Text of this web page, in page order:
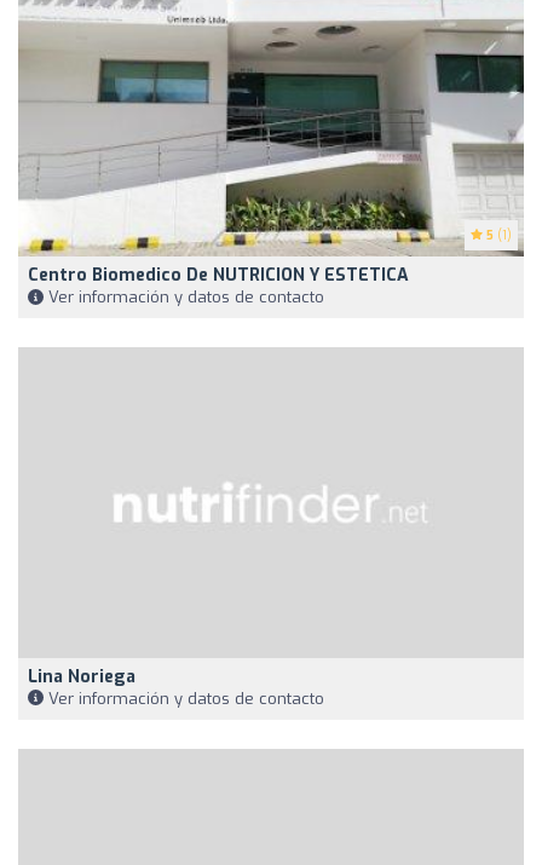
5 (1)
Centro Biomedico De NUTRICION Y ESTETICA
Ver información y datos de contacto
Lina Noriega
Ver información y datos de contacto